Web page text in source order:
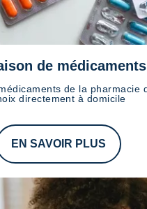
de médicaments
de la pharmacie
directement à domicile
EN SAVOIR PLUS